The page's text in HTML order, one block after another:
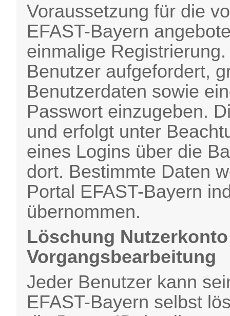
Voraussetzung für die
EFAST-Bayern
einmalige
Benutzer aufgefordert,
Benutzerdaten sowie
Passwort einzugeben.
und erfolgt unter
eines Logins über die
dort. Bestimmte Daten
Portal EFAST-Bayern
übernommen.
Löschung
Vorgangsbearbeitung
Jeder Benutzer kann
EFAST-Bayern selbst